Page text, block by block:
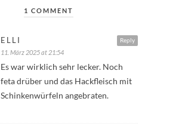
1 COMMENT
Reply
ELLI
11. März 2025 at 21:54
Es war wirklich sehr lecker. Noch
feta drüber und das Hackfleisch mit
Schinkenwürfeln angebraten.